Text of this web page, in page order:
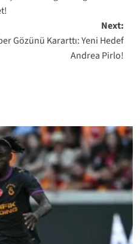
Next:
Gözünü Kararttı: Yeni Hedef
Andrea Pirlo!